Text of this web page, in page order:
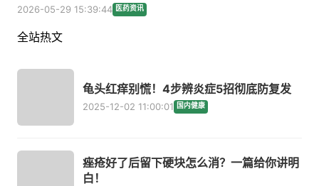
2026-05-29 15:39:44 医药资讯
全站热文
龟头红痒别慌！4步辨炎症5招彻底防复发
2025-12-02 11:00:01 国内健康
痤疮好了后留下硬块怎么消？一篇给你讲明
白！